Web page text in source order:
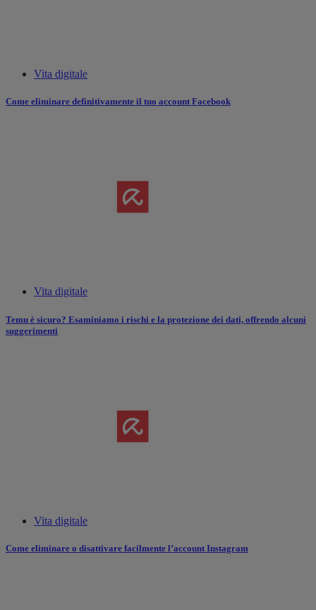
Vita digitale
Come eliminare definitivamente il tuo account Facebook
Vita digitale
Temu è sicuro? Esaminiamo i rischi e la protezione dei dati, offrendo alcuni
suggerimenti
Vita digitale
Come eliminare o disattivare facilmente l’account Instagram